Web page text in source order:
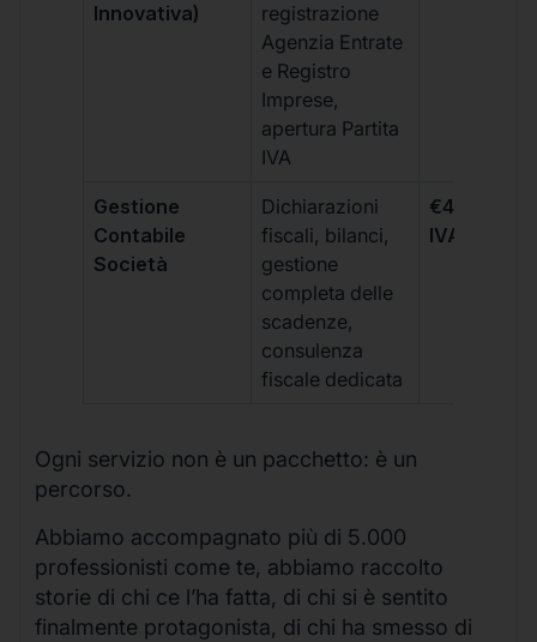
Innovativa)
registrazione
Agenzia Entrate
e Registro
Imprese,
apertura Partita
IVA
Gestione
Contabile
Società
Dichiarazioni
fiscali, bilanci,
gestione
completa delle
scadenze,
consulenza
fiscale dedicata
€499 +
IVA/
Ogni servizio non è un pacchetto: è un
percorso.
Abbiamo accompagnato più di 5.000
professionisti come te, abbiamo raccolto
storie di chi ce l’ha fatta, di chi si è sentito
finalmente protagonista, di chi ha smesso di